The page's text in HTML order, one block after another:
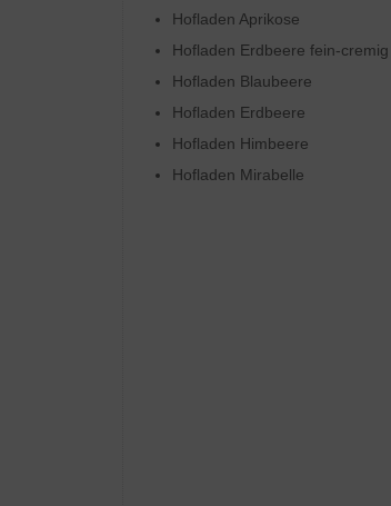
Hofladen Aprikose
Hofladen Erdbeere fein-cremig
Hofladen Blaubeere
Hofladen Erdbeere
Hofladen Himbeere
Hofladen Mirabelle